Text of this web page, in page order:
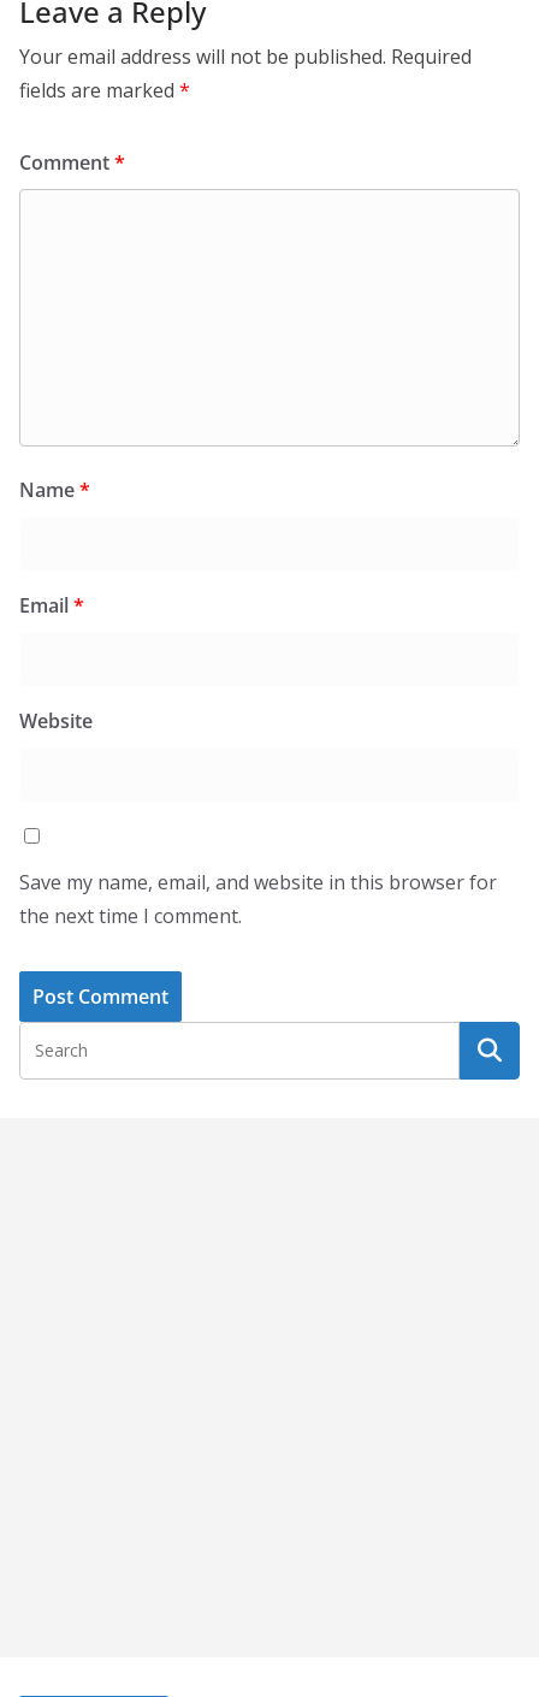
Leave a Reply
Your email address will not be published. Required
fields are marked *
Comment*
Name*
Email*
Website
Save my name, email, and website in this browser for
the next time I comment.